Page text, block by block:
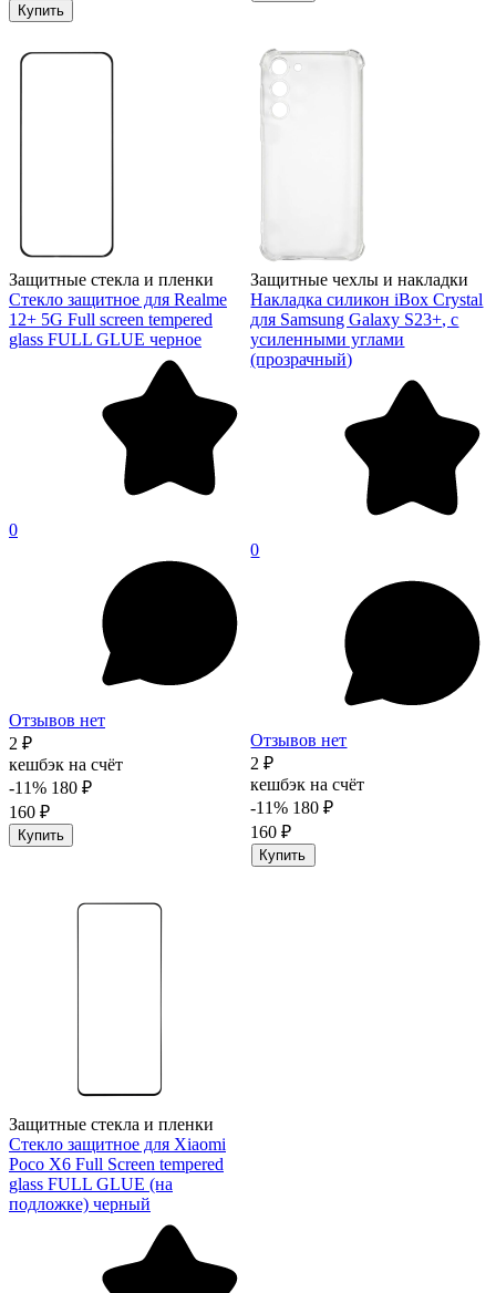
Купить
Защитные стекла и пленки
Стекло защитное для Realme
12+ 5G Full screen tempered
glass FULL GLUE черное
0
Отзывов нет
2 ₽
кешбэк на счёт
-11% 180 ₽
160 ₽
Купить
Защитные чехлы и накладки
Накладка силикон iBox Crystal
для Samsung Galaxy S23+, с
усиленными углами
(прозрачный)
0
Отзывов нет
2 ₽
кешбэк на счёт
-11% 180 ₽
160 ₽
Купить
Защитные стекла и пленки
Стекло защитное для Xiaomi
Poco X6 Full Screen tempered
glass FULL GLUE (на
подложке) черный